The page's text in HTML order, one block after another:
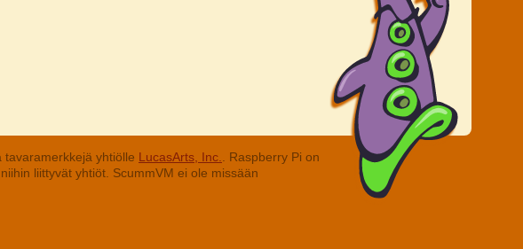
yhtiölle LucasArts, Inc.
. Raspberry Pi on
liittyvät yhtiöt. ScummVM ei ole missään